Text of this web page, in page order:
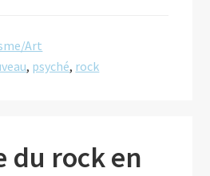
la
Art
, psyché, rock
du rock en